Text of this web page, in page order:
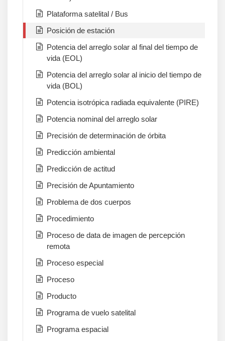
Plataforma satelital / Bus
Posición de estación
Potencia del arreglo solar al final del tiempo de
vida (EOL)
Potencia del arreglo solar al inicio del tiempo de
vida (BOL)
Potencia isotrópica radiada equivalente (PIRE)
Potencia nominal del arreglo solar
Precisión de determinación de órbita
Predicción ambiental
Predicción de actitud
Precisión de Apuntamiento
Problema de dos cuerpos
Procedimiento
Proceso de data de imagen de percepción
remota
Proceso especial
Proceso
Producto
Programa de vuelo satelital
Programa espacial